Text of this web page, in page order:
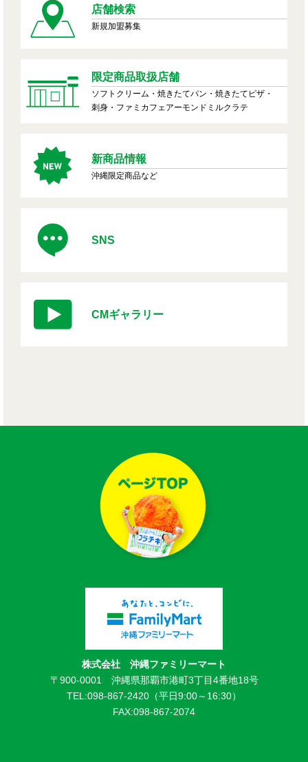
店舗検索
新規加盟募集
限定商品取扱店舗
ソフトクリーム・焼きたてパン・焼きたてピザ・
刺身・ファミカフェアーモンドミルクラテ
新商品情報
沖縄限定商品など
SNS
CMギャラリー
株式会社 沖縄ファミリーマート
〒900-0001 沖縄県那覇市港町3丁目4番地18号
TEL:098-867-2420（平日9:00～16:30）
FAX:098-867-2074